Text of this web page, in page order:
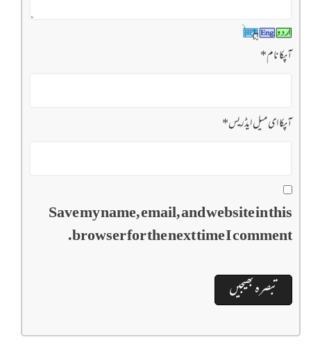
آپکا نام*
آپکا ای میل ایڈریس*
Save my name, email, and website in this
browser for the next time I comment.